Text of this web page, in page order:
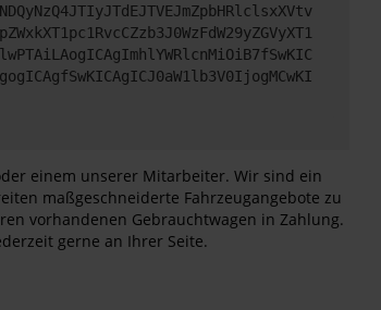
einem unserer Mitarbeiter. Wir sind ein
maßgeschneiderte Fahrzeugangebote zu
vorhandenen Gebrauchtwagen in Zahlung.
gerne an Ihrer Seite.